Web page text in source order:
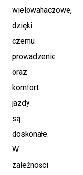
wielowahaczowe,
dzięki
czemu
prowadzenie
oraz
komfort
jazdy
są
doskonałe.
W
zależności